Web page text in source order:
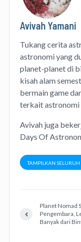
Avivah Yamani
Tukang cerita
astronomiyang
planet-planet di
kisah alam
bermain game
terkait astronomi
Avivah juga
Days Of
TAMPILKAN SELURUH
Planet Nomad
Pengembara,
Banyak dari